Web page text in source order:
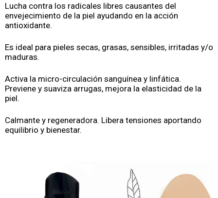
Lucha contra los radicales libres causantes del
envejecimiento de la piel ayudando en la acción
antioxidante.
Es ideal para pieles secas, grasas, sensibles, irritadas y/o
maduras.
Activa la micro-circulación sanguínea y linfática.
Previene y suaviza arrugas, mejora la elasticidad de la
piel.
Calmante y regeneradora. Libera tensiones aportando
equilibrio y bienestar.